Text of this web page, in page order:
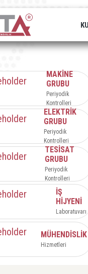
MAKİNE
GRUBU
Periyodik
Kontrolleri
ELEKTRİK
GRUBU
Periyodik
Kontrolleri
TESİSAT
GRUBU
Periyodik
Kontrolleri
İŞ
HİJYENİ
Laboratuvarı
MÜHENDİSLİK
Hizmetleri